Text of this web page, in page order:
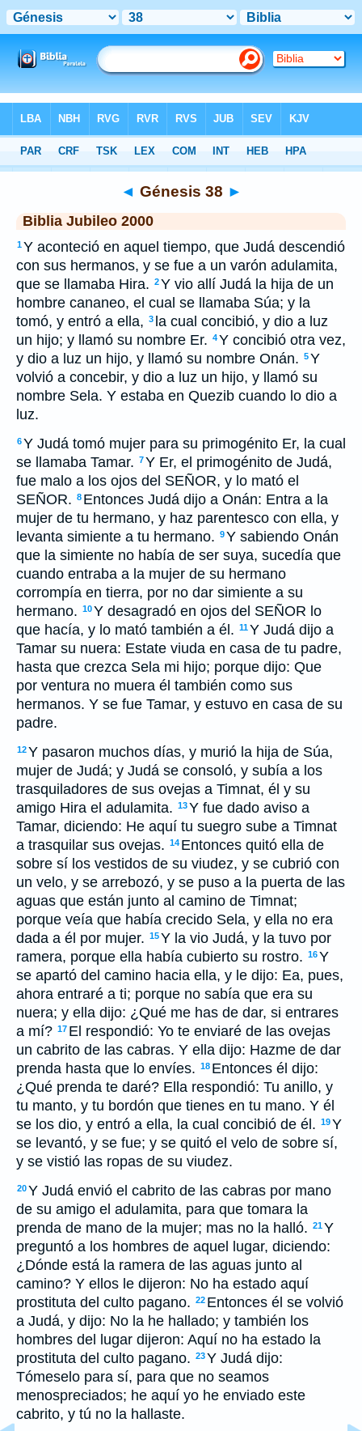
>JUB> Génesis 38
◄ Génesis 38 ►
Biblia Jubileo 2000
1Y aconteció en aquel tiempo, que Judá descendió
con sus hermanos, y se fue a un varón adulamita,
que se llamaba Hira. 2Y vio allí Judá la hija de un
hombre cananeo, el cual se llamaba Súa; y la
tomó, y entró a ella, 3 la cual concibió, y dio a luz
un hijo; y llamó su nombre Er. 4Y concibió otra vez,
y dio a luz un hijo, y llamó su nombre Onán. 5Y
volvió a concebir, y dio a luz un hijo, y llamó su
nombre Sela. Y estaba en Quezib cuando lo dio a
luz.
6Y Judá tomó mujer para su primogénito Er, la cual
se llamaba Tamar. 7Y Er, el primogénito de Judá,
fue malo a los ojos del SEÑOR, y lo mató el
SEÑOR. 8 Entonces Judá dijo a Onán: Entra a la
mujer de tu hermano, y haz parentesco con ella, y
levanta simiente a tu hermano. 9Y sabiendo Onán
que la simiente no había de ser suya, sucedía que
cuando entraba a la mujer de su hermano
corrompía en tierra, por no dar simiente a su
hermano. 10Y desagradó en ojos del SEÑOR lo
que hacía, y lo mató también a él. 11Y Judá dijo a
Tamar su nuera: Estate viuda en casa de tu padre,
hasta que crezca Sela mi hijo; porque dijo: Que
por ventura no muera él también como sus
hermanos. Y se fue Tamar, y estuvo en casa de su
padre.
12Y pasaron muchos días, y murió la hija de Súa,
mujer de Judá; y Judá se consoló, y subía a los
trasquiladores de sus ovejas a Timnat, él y su
amigo Hira el adulamita. 13Y fue dado aviso a
Tamar, diciendo: He aquí tu suegro sube a Timnat
a trasquilar sus ovejas. 14 Entonces quitó ella de
sobre sí los vestidos de su viudez, y se cubrió con
un velo, y se arrebozó, y se puso a la puerta de las
aguas que están junto al camino de Timnat;
porque veía que había crecido Sela, y ella no era
dada a él por mujer. 15Y la vio Judá, y la tuvo por
ramera, porque ella había cubierto su rostro. 16Y
se apartó del camino hacia ella, y le dijo: Ea, pues,
ahora entraré a ti; porque no sabía que era su
nuera; y ella dijo: ¿Qué me has de dar, si entrares
a mí? 17 El respondió: Yo te enviaré de las ovejas
un cabrito de las cabras. Y ella dijo: Hazme de dar
prenda hasta que lo envíes. 18 Entonces él dijo:
¿Qué prenda te daré? Ella respondió: Tu anillo, y
tu manto, y tu bordón que tienes en tu mano. Y él
se los dio, y entró a ella, la cual concibió de él. 19Y
se levantó, y se fue; y se quitó el velo de sobre sí,
y se vistió las ropas de su viudez.
20Y Judá envió el cabrito de las cabras por mano
de su amigo el adulamita, para que tomara la
prenda de mano de la mujer; mas no la halló. 21Y
preguntó a los hombres de aquel lugar, diciendo:
¿Dónde está la ramera de las aguas junto al
camino? Y ellos le dijeron: No ha estado aquí
prostituta del culto pagano. 22 Entonces él se volvió
a Judá, y dijo: No la he hallado; y también los
hombres del lugar dijeron: Aquí no ha estado la
prostituta del culto pagano. 23Y Judá dijo:
Tómeselo para sí, para que no seamos
menospreciados; he aquí yo he enviado este
cabrito, y tú no la hallaste.